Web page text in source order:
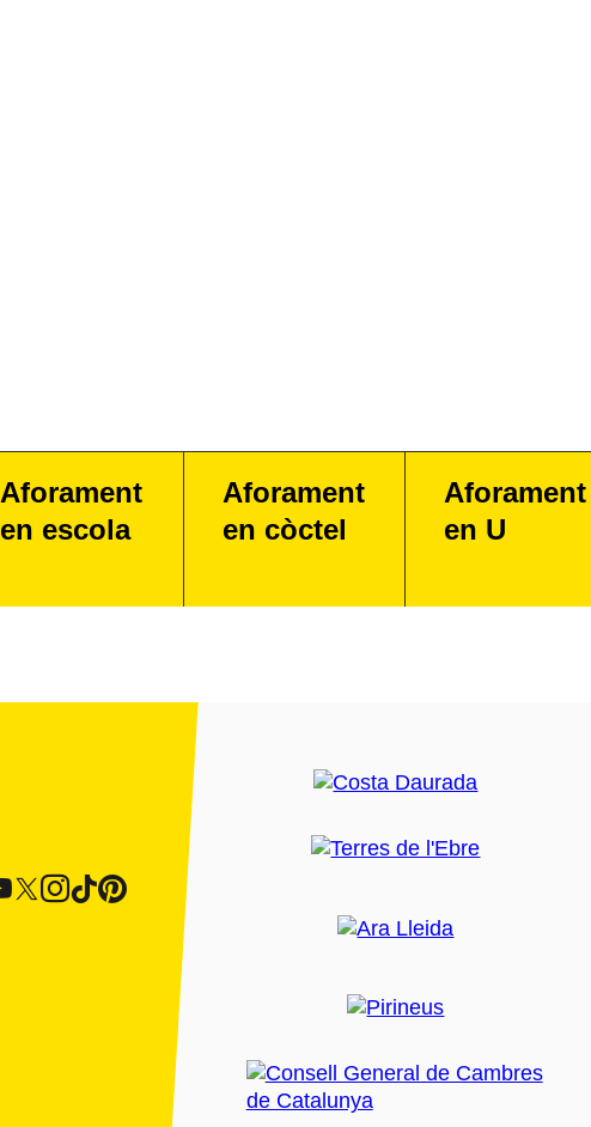
Aforament
en escola
Aforament
en còctel
Aforament
en U